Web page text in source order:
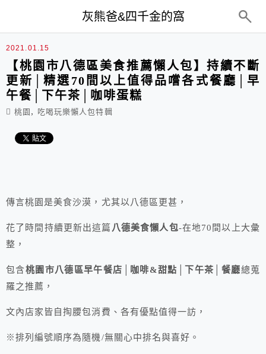
灰熊爸&四千金的窩
2021.01.15
【桃園市八德區美食推薦懶人包】持續不斷
更新│精選70間以上值得品嚐各式餐廳│早
午餐│下午茶│咖啡蛋糕
桃園 , 吃喝玩樂懶人包特輯
傳言桃園是美食沙漠，尤其以八德區更甚，
花了時間持續更新出這篇 八德美食懶人包-在地70間以上大彙
整，
包含桃園市八德區早午餐店│咖啡&甜點│下午茶│餐廳總蒐
羅之推薦，
文內店家皆自掏腰包消費、各有優點值得一訪，
※排列編號順序為隨機/無關心中排名與喜好。